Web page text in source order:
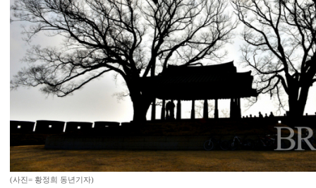
(사진= 황정희 동년기자)